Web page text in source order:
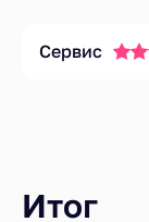
Сервис
Итог